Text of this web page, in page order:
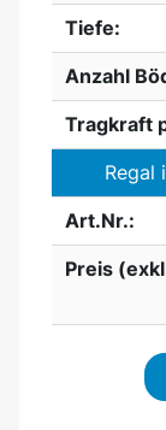
Tiefe:
Anzahl
Tragkraft
Regal
Art.Nr.:
Preis